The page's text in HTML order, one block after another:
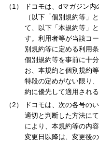
ドコモは、dマガジン
（以下「個別規約等」
て、以下「本規約等」
す。利用者等が当該コ
別規約等に定める利用
個別規約等を事前に十
お、本規約と個別規約
特段の定めがない限り
約に優先して適用される
ドコモは、次の各号の
適切と判断した方法に
により、本規約等の内
変更日以降は、変更後